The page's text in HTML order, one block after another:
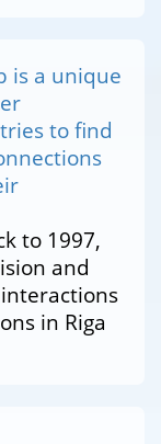
is a unique
to find
to 1997,
and
in Riga